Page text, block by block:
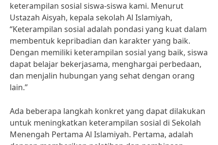
keterampilan sosial siswa-siswa kami. Menurut
Ustazah Aisyah, kepala sekolah Al Islamiyah,
“Keterampilan sosial adalah pondasi yang kuat dalam
membentuk kepribadian dan karakter yang baik.
Dengan memiliki keterampilan sosial yang baik, siswa
dapat belajar bekerjasama, menghargai perbedaan,
dan menjalin hubungan yang sehat dengan orang
lain.”
Ada beberapa langkah konkret yang dapat dilakukan
untuk meningkatkan keterampilan sosial di Sekolah
Menengah Pertama Al Islamiyah. Pertama, adalah